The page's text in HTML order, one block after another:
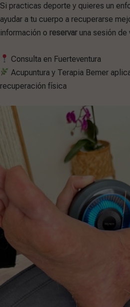
Si practicas deporte y quieres un
ayudar a tu cuerpo a recuperarse
información o reservaruna sesión de
Consulta en Fuerteventura
Acupuntura y Terapia Bemer
recuperación física